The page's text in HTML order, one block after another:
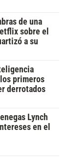
de una
sobre el
a su
primeros
derrotados
Lynch
en el